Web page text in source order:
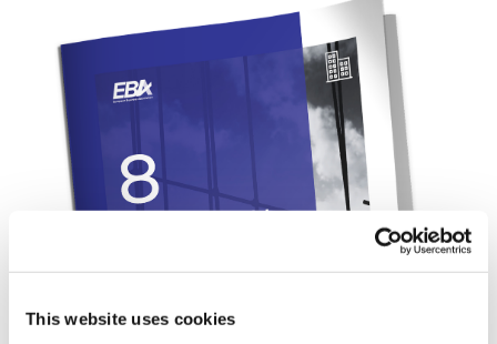
This website uses cookies